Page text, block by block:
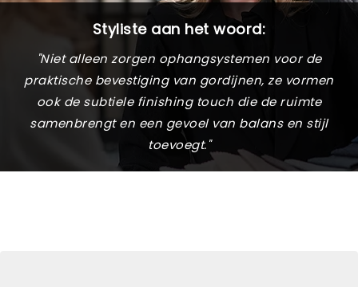
Styliste aan het woord:
"Niet alleen zorgen ophangsystemen voor de
praktische bevestiging van gordijnen, ze vormen
ook de subtiele finishing touch die de ruimte
samenbrengt en een gevoel van balans en stijl
toevoegt."